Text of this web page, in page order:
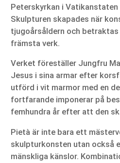
Peterskyrkan i
Skulpturen skapades när
tjugoårsåldern och
främsta verk.
Verket föreställer Jungfru
Jesus i sina armar efter
utförd i vit marmor med en
fortfarande imponerar på
femhundra år efter att den
Pietà är inte bara ett
skulpturkonsten utan
mänskliga känslor.